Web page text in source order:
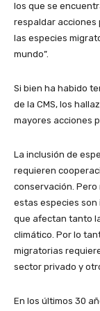
los que se
respaldar acciones
las especies
mundo”.
Si bien ha habido
de la CMS, los
mayores acciones
La inclusión de
requieren
conservación.
estas especies son
que afectan tanto
climático. Por lo
migratorias
sector privado y
En los últimos 30